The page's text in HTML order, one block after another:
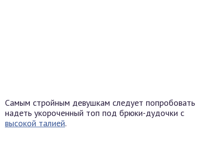
Самым стройным девушкам следует попробовать
надеть укороченный топ под брюки-дудочки с
высокой талией.